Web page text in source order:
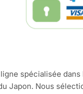
spécialisée dans
Japon. Nous